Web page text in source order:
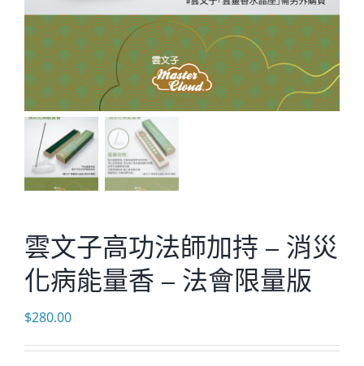
雲文子高功法師加持 – 消災
化病能量香 – 法會限量版
$280.00